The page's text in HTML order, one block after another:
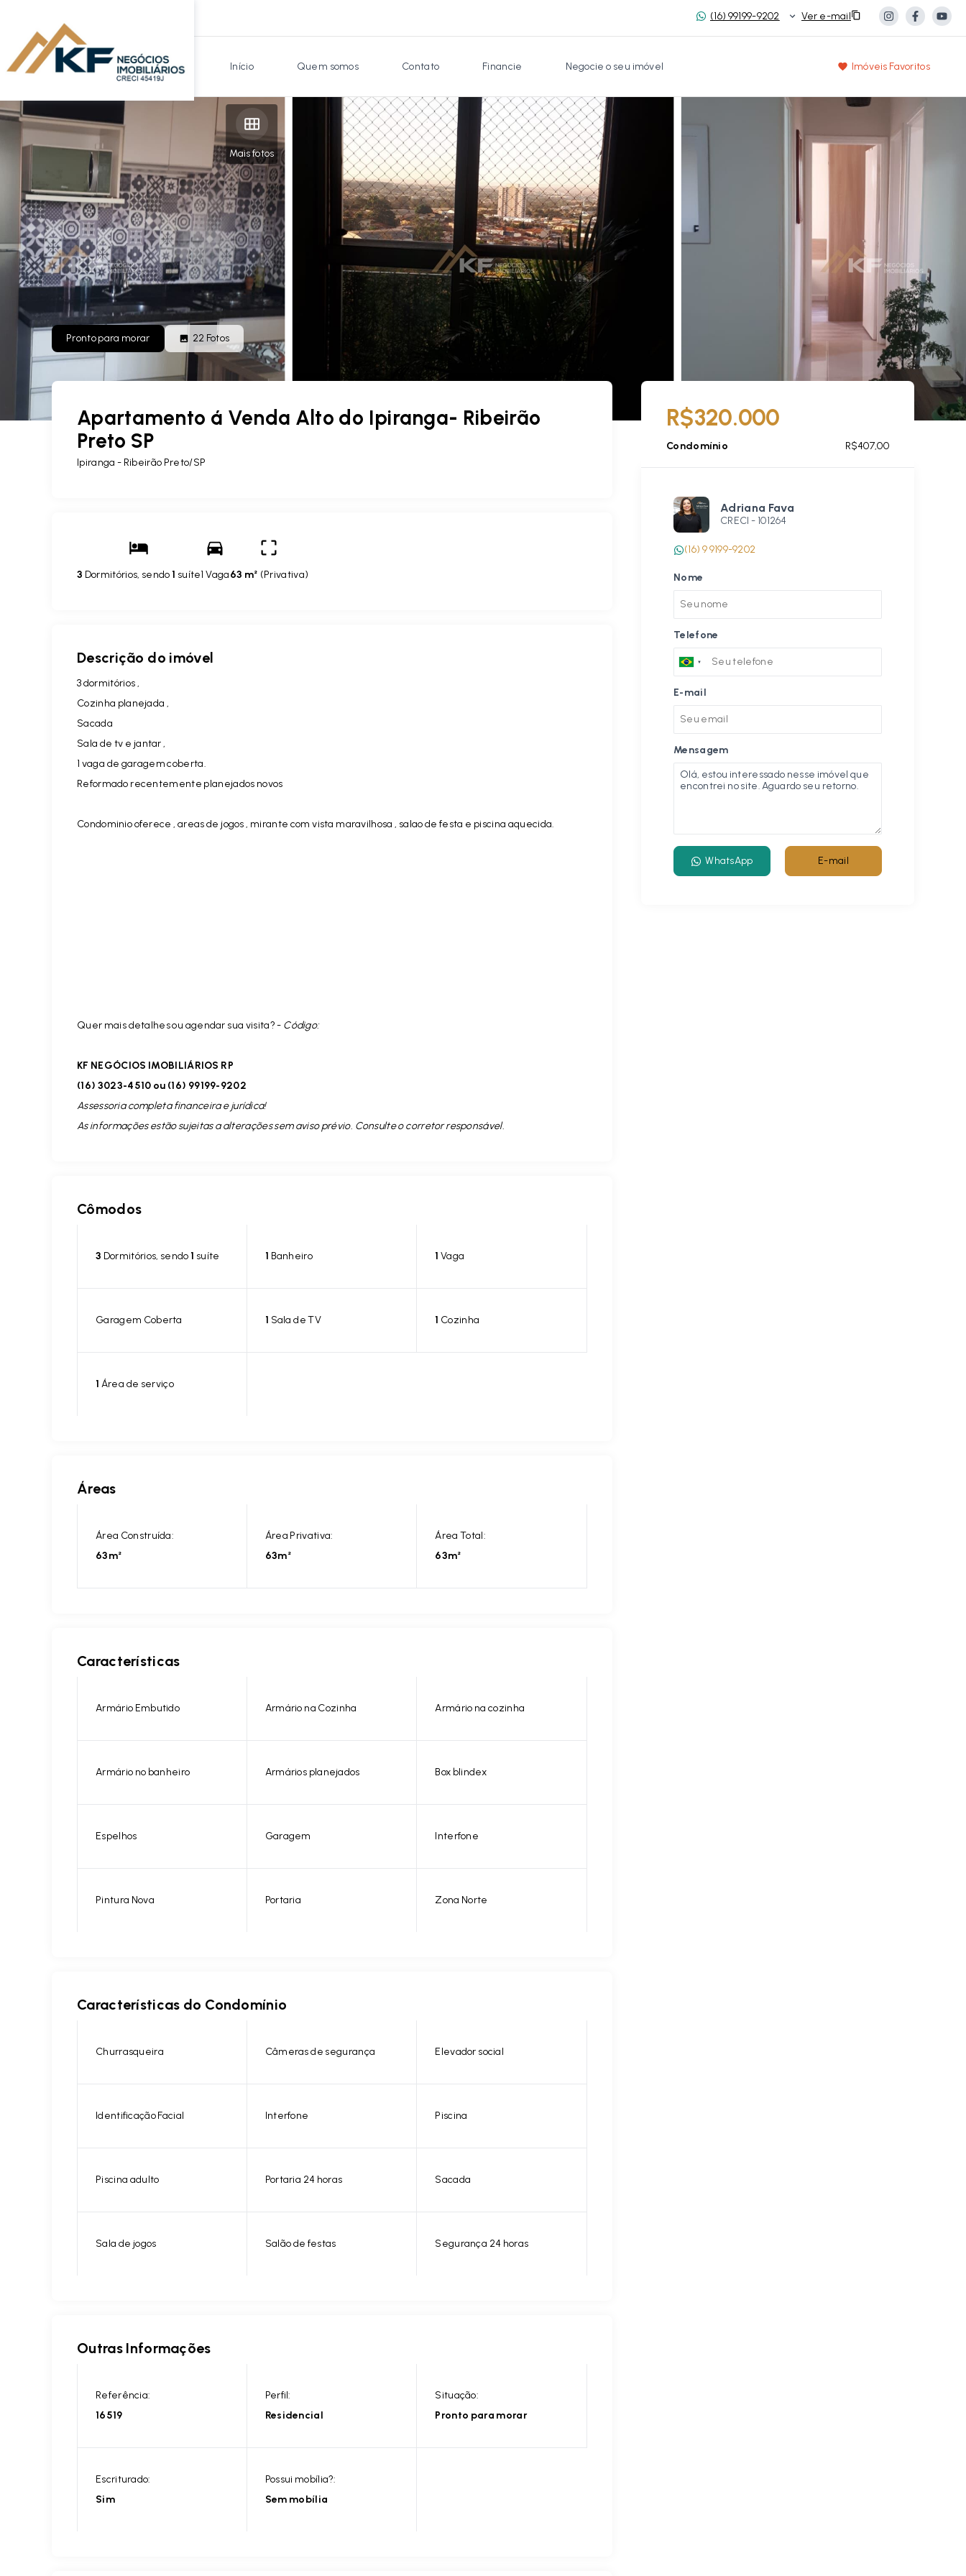
(16) 99199-9202 Ver e-mail
Início Quem somos Contato Financie Negocie o seu imóvel Imóveis Favoritos
Mais fotos
Pronto para morar 22 Fotos
Apartamento á Venda Alto do Ipiranga- Ribeirão
Preto SP
Ipiranga - Ribeirão Preto/SP
3 Dormitórios, sendo1 suíte1 Vaga63 m² (Privativa)
Descrição do imóvel
3 dormitórios ,
Cozinha planejada ,
Sacada
Sala de tv e jantar ,
1 vaga de garagem coberta.
Reformado recentemente planejados novos
Condominio oferece , areas de jogos , mirante com vista maravilhosa , salao de festa e piscina aquecida.
Quer mais detalhes ou agendar sua visita? - Código:
KF NEGÓCIOS IMOBILIÁRIOS RP
(16) 3023-4510 ou (16) 99199-9202
Assessoria completa financeira e jurídica!
As informações estão sujeitas a alterações sem aviso prévio. Consulte o corretor responsável.
Cômodos
3 Dormitórios, sendo1 suíte 1 Banheiro 1 Vaga
Garagem Coberta 1 Sala de TV 1 Cozinha
1 Área de serviço
Áreas
Área Construída:
63m²
Área Privativa:
63m²
Área Total:
63m²
Características
Armário Embutido Armário na Cozinha Armário na cozinha
Armário no banheiro Armários planejados Box blindex
Espelhos Garagem Interfone
Pintura Nova Portaria Zona Norte
Características do Condomínio
Churrasqueira Câmeras de segurança Elevador social
Identificação Facial Interfone Piscina
Piscina adulto Portaria 24 horas Sacada
Sala de jogos Salão de festas Segurança 24 horas
Outras Informações
Referência:
16519
Perfil:
Residencial
Situação:
Pronto para morar
Escriturado:
Sim
Possui mobília?:
Sem mobília
R$320.000
Condomínio R$407,00
Adriana Fava
CRECI - 101264
(16) 9 9199-9202
Nome
Telefone
E-mail
Mensagem
WhatsApp E-mail